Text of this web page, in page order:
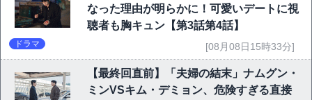
なった理由が明らかに！可愛いデートに視
聴者も胸キュン【第3話第4話】
ドラマ [08月08日15時33分]
【最終回直前】「夫婦の結末」ナムグン・
ミンVSキム・デミョン、危険すぎる直接